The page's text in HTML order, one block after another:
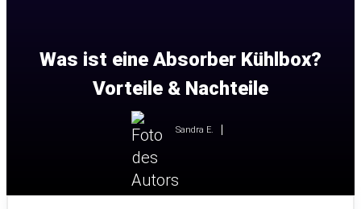
Was ist eine Absorber Kühlbox?
Vorteile & Nachteile
Sandra E.